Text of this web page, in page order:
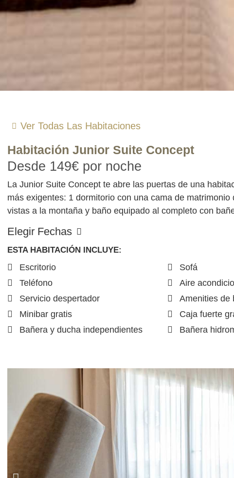
Ver Todas Las Habitaciones
Habitación Junior Suite Concept
Desde 149€ por noche
La Junior Suite Concept te abre las puertas de una
más exigentes: 1 dormitorio con una cama de
vistas a la montaña y baño equipado al completo con
Elegir Fechas
ESTA HABITACIÓN INCLUYE:
Escritorio Sofá
Teléfono
Aire
Servicio despertador
Amenities de
Minibar gratis
Caja fuerte
Bañera y ducha independientes
Bañera